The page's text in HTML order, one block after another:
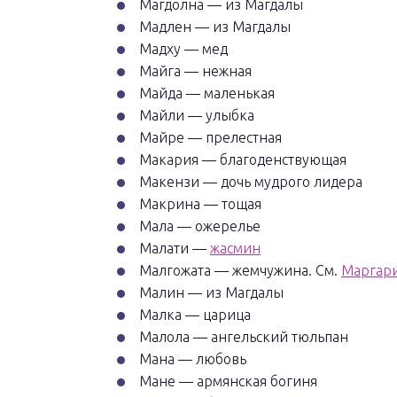
Магдолна — из Магдалы
Мадлен — из Магдалы
Мадху — мед
Майга — нежная
Майда — маленькая
Майли — улыбка
Майре — прелестная
Макария — благоденствующая
Макензи — дочь мудрого лидера
Макрина — тощая
Мала — ожерелье
Малати — жасмин
Малгожата — жемчужина. См.
Малин — из Магдалы
Малка — царица
Малола — ангельский тюльпан
Мана — любовь
Мане — армянская богиня